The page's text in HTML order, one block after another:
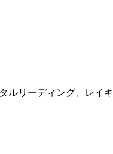
ルリーディング、レイキ